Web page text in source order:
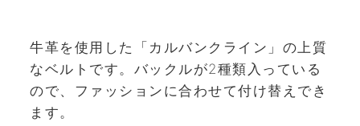
牛革を使用した「カルバンクライン」の上質
なベルトです。バックルが2種類入っている
ので、ファッションに合わせて付け替えでき
ます。